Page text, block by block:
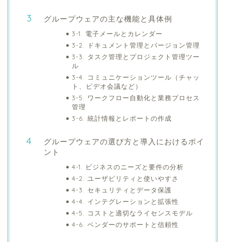
グループウェアの主な機能と具体例
3-1. 電子メールとカレンダー
3-2. ドキュメント管理とバージョン管理
3-3. タスク管理とプロジェクト管理ツー
ル
3-4. コミュニケーションツール（チャッ
ト、ビデオ会議など）
3-5. ワークフロー自動化と業務プロセス
管理
3-6. 統計情報とレポートの作成
グループウェアの選び方と導入におけるポイ
ント
4-1. ビジネスのニーズと要件の分析
4-2. ユーザビリティと使いやすさ
4-3. セキュリティとデータ保護
4-4. インテグレーションと拡張性
4-5. コストと適切なライセンスモデル
4-6. ベンダーのサポートと信頼性